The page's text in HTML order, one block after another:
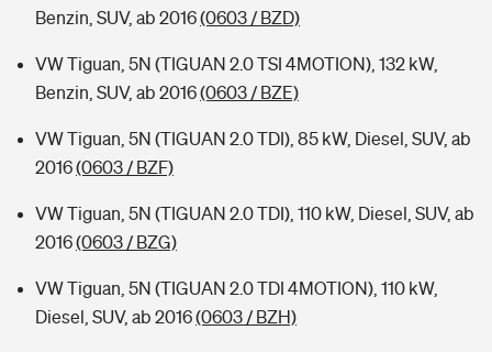
Benzin, SUV, ab 2016(0603 / BZD)
VW Tiguan, 5N (TIGUAN 2.0 TSI 4MOTION), 132 kW,
Benzin, SUV, ab 2016(0603 / BZE)
VW Tiguan, 5N (TIGUAN 2.0 TDI), 85 kW, Diesel, SUV, ab
2016(0603 / BZF)
VW Tiguan, 5N (TIGUAN 2.0 TDI), 110 kW, Diesel, SUV, ab
2016(0603 / BZG)
VW Tiguan, 5N (TIGUAN 2.0 TDI 4MOTION), 110 kW,
Diesel, SUV, ab 2016(0603 / BZH)